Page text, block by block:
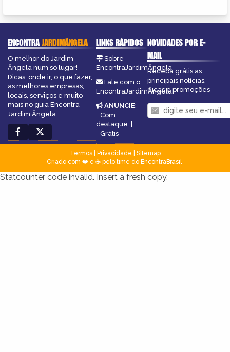
ENCONTRAJARDIMÂNGELA
O melhor do Jardim
Ângela num só lugar!
Dicas, onde ir, o que fazer,
as melhores empresas,
locais, serviços e muito
mais no guia Encontra
Jardim Ângela.
LINKS RÁPIDOS
Sobre
EncontraJardimÂngela
Fale com o
EncontraJardimÂngela
ANUNCIE:
Com
destaque |
Grátis
NOVIDADES POR E-
MAIL
Receba grátis as
principais notícias,
dicas e promoções
Termos| Privacidade
Sitemap
Criado com ❤️ e ☕ pelo time do EncontraBrasil
Statcounter code invalid. Insert a fresh copy.